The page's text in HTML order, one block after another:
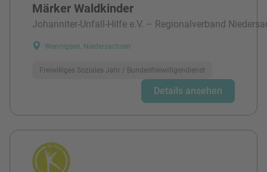
Märker Waldkinder
Johanniter-Unfall-Hilfe e.V. – Regionalverband
Wennigsen, Niedersachsen
Freiwilliges Soziales Jahr / Bundesfreiwilligendienst
Details ansehen